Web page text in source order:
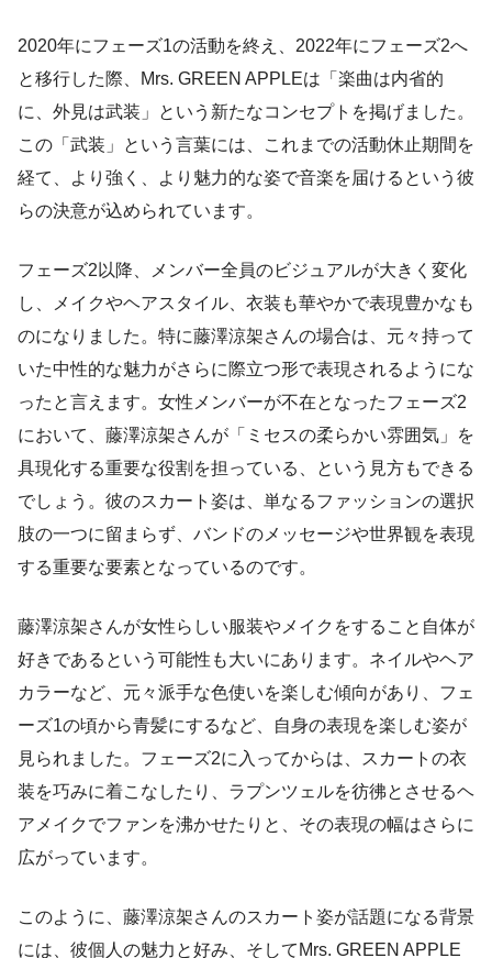
2020年にフェーズ1の活動を終え、2022年にフェーズ2へ
と移行した際、Mrs. GREEN APPLEは「楽曲は内省的
に、外見は武装」という新たなコンセプトを掲げました。
この「武装」という言葉には、これまでの活動休止期間を
経て、より強く、より魅力的な姿で音楽を届けるという彼
らの決意が込められています。
フェーズ2以降、メンバー全員のビジュアルが大きく変化
し、メイクやヘアスタイル、衣装も華やかで表現豊かなも
のになりました。特に藤澤涼架さんの場合は、元々持って
いた中性的な魅力がさらに際立つ形で表現されるようにな
ったと言えます。女性メンバーが不在となったフェーズ2
において、藤澤涼架さんが「ミセスの柔らかい雰囲気」を
具現化する重要な役割を担っている、という見方もできる
でしょう。彼のスカート姿は、単なるファッションの選択
肢の一つに留まらず、バンドのメッセージや世界観を表現
する重要な要素となっているのです。
藤澤涼架さんが女性らしい服装やメイクをすること自体が
好きであるという可能性も大いにあります。ネイルやヘア
カラーなど、元々派手な色使いを楽しむ傾向があり、フェ
ーズ1の頃から青髪にするなど、自身の表現を楽しむ姿が
見られました。フェーズ2に入ってからは、スカートの衣
装を巧みに着こなしたり、ラプンツェルを彷彿とさせるヘ
アメイクでファンを沸かせたりと、その表現の幅はさらに
広がっています。
このように、藤澤涼架さんのスカート姿が話題になる背景
には、彼個人の魅力と好み、そしてMrs. GREEN APPLE